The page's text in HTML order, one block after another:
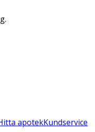
apotekKundservice